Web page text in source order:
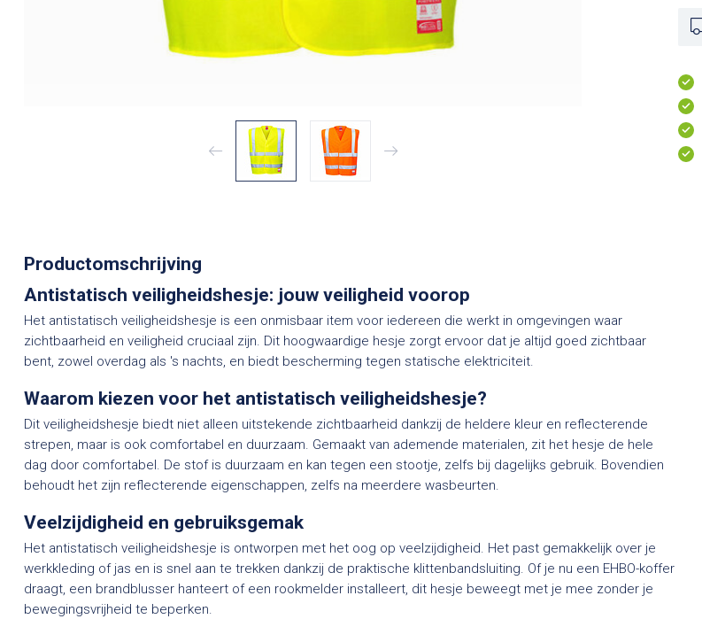
Productomschrijving
Antistatisch veiligheidshesje: jouw veiligheid voorop
Het antistatisch veiligheidshesje is een onmisbaar item voor iedereen die werkt in omgevingen waar
zichtbaarheid en veiligheid cruciaal zijn. Dit hoogwaardige hesje zorgt ervoor dat je altijd goed zichtbaar
bent, zowel overdag als 's nachts, en biedt bescherming tegen statische elektriciteit.
Waarom kiezen voor het antistatisch veiligheidshesje?
Dit veiligheidshesje biedt niet alleen uitstekende zichtbaarheid dankzij de heldere kleur en reflecterende
strepen, maar is ook comfortabel en duurzaam. Gemaakt van ademende materialen, zit het hesje de hele
dag door comfortabel. De stof is duurzaam en kan tegen een stootje, zelfs bij dagelijks gebruik. Bovendien
behoudt het zijn reflecterende eigenschappen, zelfs na meerdere wasbeurten.
Veelzijdigheid en gebruiksgemak
Het antistatisch veiligheidshesje is ontworpen met het oog op veelzijdigheid. Het past gemakkelijk over je
werkkleding of jas en is snel aan te trekken dankzij de praktische klittenbandsluiting. Of je nu een EHBO-koffer
draagt, een brandblusser hanteert of een rookmelder installeert, dit hesje beweegt met je mee zonder je
bewegingsvrijheid te beperken.